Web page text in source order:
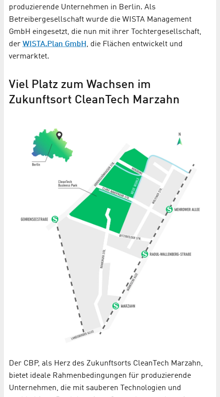
produzierende Unternehmen in Berlin. Als
Betreibergesellschaft wurde die WISTA Management
GmbH eingesetzt, die nun mit ihrer Tochtergesellschaft,
der WISTA.Plan GmbH, die Flächen entwickelt und
vermarktet.
Viel Platz zum Wachsen im
Zukunftsort CleanTech Marzahn
Der CBP, als Herz des Zukunftsorts CleanTech Marzahn,
bietet ideale Rahmenbedingungen für produzierende
Unternehmen, die mit sauberen Technologien und